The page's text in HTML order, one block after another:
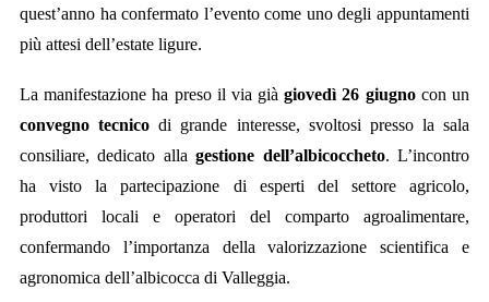
quest’anno ha confermato l’evento come uno degli appuntamenti
più attesi dell’estate ligure.
La manifestazione ha preso il via giàgiovedì 26 giugnocon un
convegno tecnico di grande interesse, svoltosi presso la sala
consiliare, dedicato allagestione dell’albicoccheto. L’incontro
ha visto la partecipazione di esperti del settore agricolo,
produttori locali e operatori del comparto agroalimentare,
confermando l’importanza della valorizzazione scientifica e
agronomica dell’albicocca di Valleggia.